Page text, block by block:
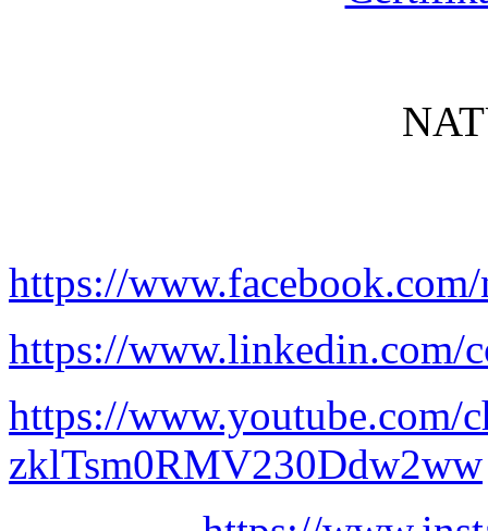
https://
https://www.linkedin.com/
https://www.youtube.com/
zklTsm0RMV230Ddw2ww